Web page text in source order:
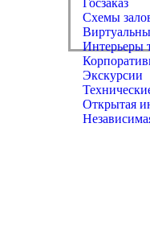
Госзаказ
Схемы
Интерьеры
Экскурсии
Открытая